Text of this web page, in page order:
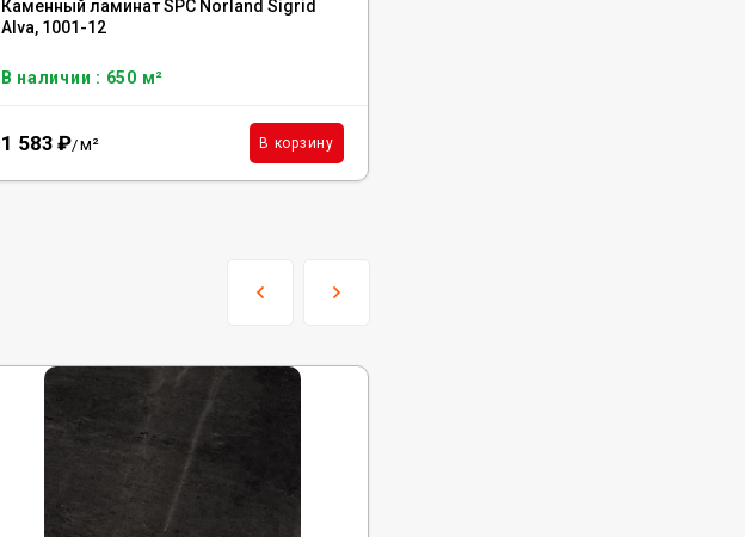
Каменный ламинат SPC Norland Sigrid
Alva, 1001-12
В наличии : 650 м²
1 583 ₽/м² В корзину